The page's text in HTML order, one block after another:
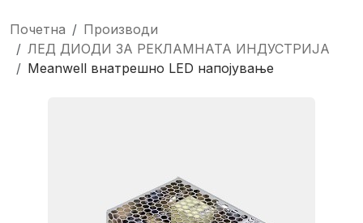
Почетна
Производи
ЛЕД ДИОДИ ЗА РЕКЛАМНАТА ИНДУСТРИЈА
Meanwell внатрешно LED напојување